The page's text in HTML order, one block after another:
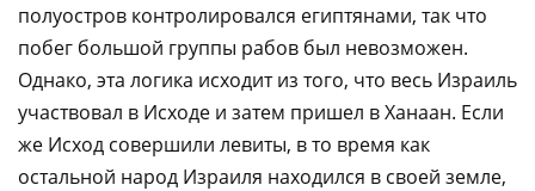
полуостров контролировался египтянами, так что
побег большой группы рабов был невозможен.
Однако, эта логика исходит из того, что весь Израиль
участвовал в Исходе и затем пришел в Ханаан. Если
же Исход совершили левиты, в то время как
остальной народ Израиля находился в своей земле,